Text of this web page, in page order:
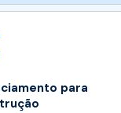
para